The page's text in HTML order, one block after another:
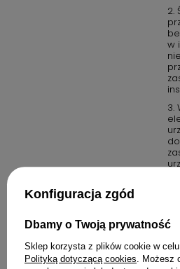
2.
w
3.
w
Konfiguracja zgód
Dbamy o Twoją prywatność
Sklep korzysta z plików cookie w
Polityką dotyczącą cookies. Możesz